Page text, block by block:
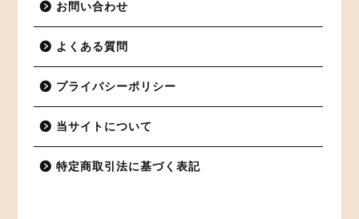
お問い合わせ
よくある質問
プライバシーポリシー
当サイトについて
特定商取引法に基づく表記